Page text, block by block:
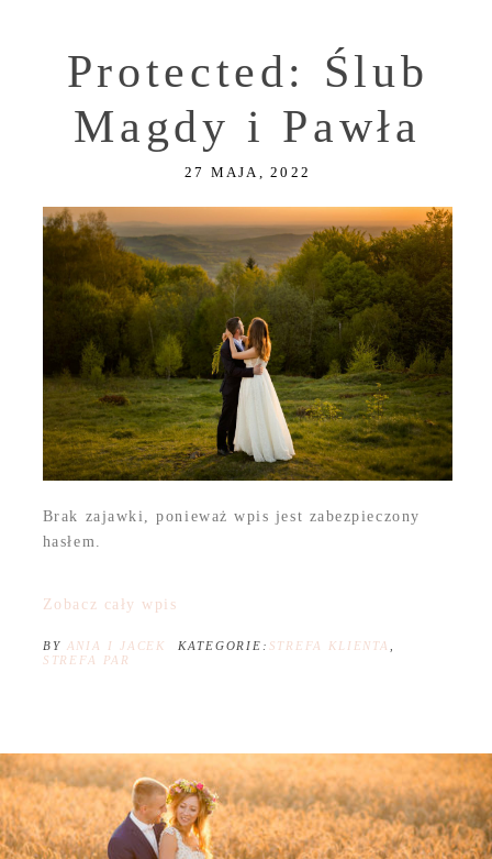
Protected: Ślub
Magdy i Pawła
27 MAJA, 2022
Brak zajawki, ponieważ wpis jest zabezpieczony
hasłem.
Zobacz cały wpis
BY ANIA I JACEK KATEGORIE: STREFA KLIENTA
STREFA PAR